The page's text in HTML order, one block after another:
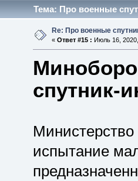
Тема: Про военные
Re: Про военные
« Ответ #15 : Июль 16,
спутник-
испытание